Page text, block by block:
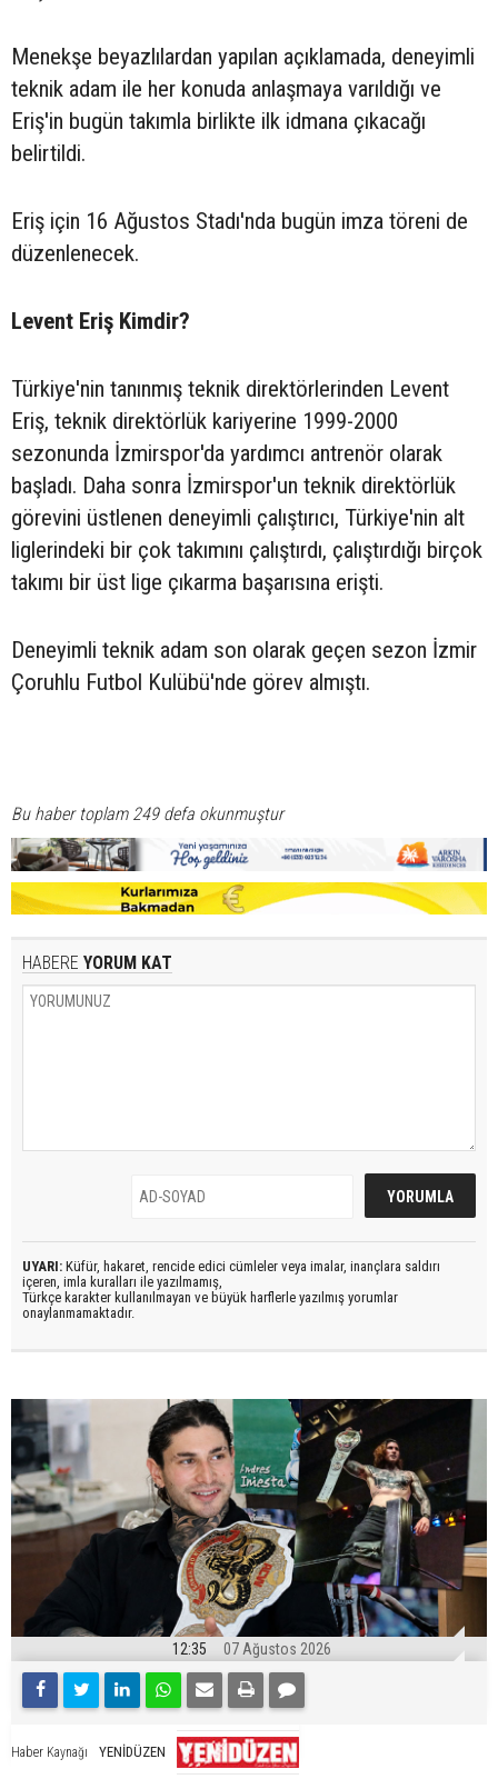
Menekşe beyazlılardan yapılan açıklamada, deneyimli
teknik adam ile her konuda anlaşmaya varıldığı ve
Eriş'in bugün takımla birlikte ilk idmana çıkacağı
belirtildi.
Eriş için 16 Ağustos Stadı'nda bugün imza töreni de
düzenlenecek.
Levent Eriş Kimdir?
Türkiye'nin tanınmış teknik direktörlerinden Levent
Eriş, teknik direktörlük kariyerine 1999-2000
sezonunda İzmirspor'da yardımcı antrenör olarak
başladı. Daha sonra İzmirspor'un teknik direktörlük
görevini üstlenen deneyimli çalıştırıcı, Türkiye'nin alt
liglerindeki bir çok takımını çalıştırdı, çalıştırdığı birçok
takımı bir üst lige çıkarma başarısına erişti.
Deneyimli teknik adam son olarak geçen sezon İzmir
Çoruhlu Futbol Kulübü'nde görev almıştı.
Bu haber toplam 249 defa okunmuştur
HABERE YORUM KAT
UYARI: Küfür, hakaret, rencide edici cümleler veya imalar, inançlara saldırı
içeren, imla kuralları ile yazılmamış,
Türkçe karakter kullanılmayan ve büyük harflerle yazılmış yorumlar
onaylanmamaktadır.
12:35 07 Ağustos 2026
Haber Kaynağı YENİDÜZEN